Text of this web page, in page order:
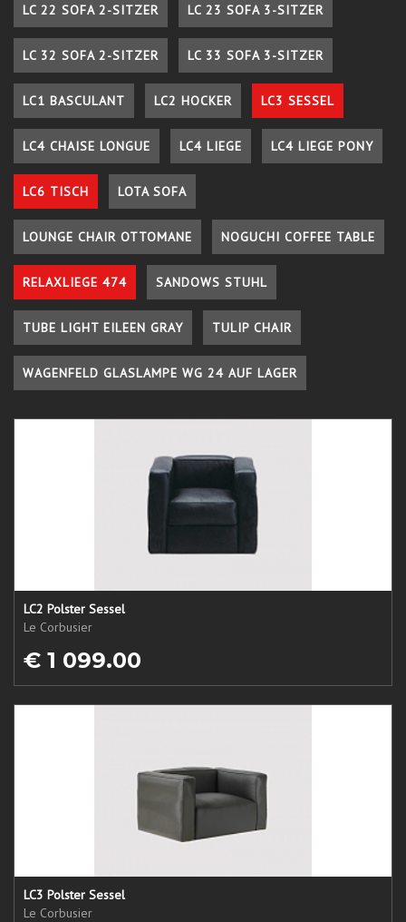
LC 22 SOFA 2-SITZER LC 23 SOFA 3-SITZER
LC 32 SOFA 2-SITZER LC 33 SOFA 3-SITZER
LC1 BASCULANT LC2 HOCKER LC3 SESSEL
LC4 CHAISE LONGUE LC4 LIEGE LC4 LIEGE PONY
LC6 TISCH LOTA SOFA
LOUNGE CHAIR OTTOMANE NOGUCHI COFFEE TABLE
RELAXLIEGE 474 SANDOWS STUHL
TUBE LIGHT EILEEN GRAY TULIP CHAIR
WAGENFELD GLASLAMPE WG 24 AUF LAGER
LC2 Polster Sessel
Le Corbusier
€ 1 099.00
LC3 Polster Sessel
Le Corbusier